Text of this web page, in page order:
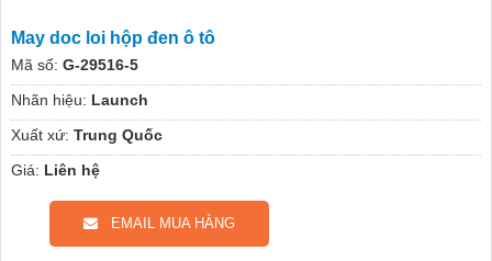
May doc loi hộp đen ô tô
Mã số: G-29516-5
Nhãn hiệu: Launch
Xuất xứ: Trung Quốc
Giá: Liên hệ
EMAIL MUA HÀNG